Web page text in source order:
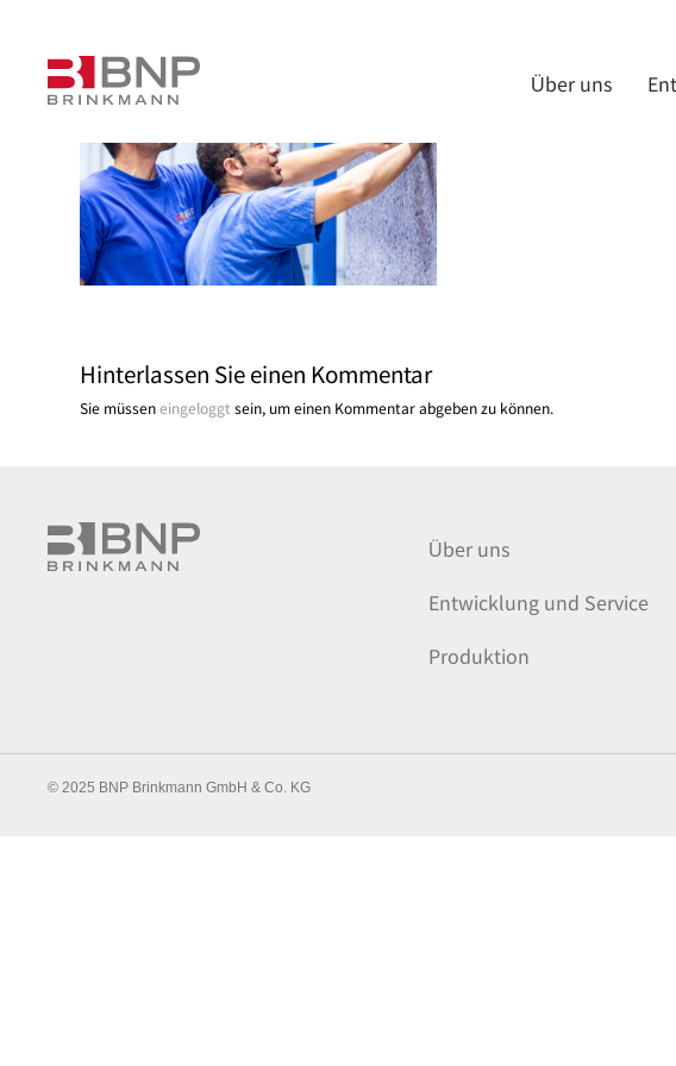
Über uns
Hinterlassen Sie einen Kommentar
Sie müsseneingeloggt sein, um einen Kommentar abgeben zu können.
Über uns
Entwicklung und Service
Produktion
© 2025 BNP Brinkmann GmbH & Co. KG